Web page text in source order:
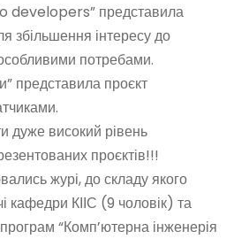
developers” представила
збільшення інтересу до
потребами.
представила проєкт
дуже високий рівень
проєктів!!!
журі, до складу якого
кафедри КІІС (9 чоловік) та
програм “Комп’ютерна інженерія